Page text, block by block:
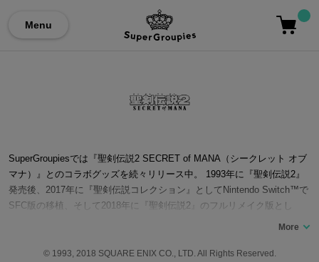
Menu
SuperGroupiesでは『聖剣伝説2 SECRET of MANA（シークレット オブ
マナ）』とのコラボグッズを続々リリース中。 1993年に『聖剣伝説2』
発売後、2017年に『聖剣伝説コレクション』としてNintendo Switch™で
SFC版の移植、そして2018年に『聖剣伝説2』のフルリメイク版とし
て、『聖剣伝説2 SECRET of MANA』がSteam（PC）/PS4®などで発売
イとともに、暴走したマナの力を封印するために世界中を冒険するとい
© 1993, 2018 SQUARE ENIX CO., LTD. All Rights Reserved.